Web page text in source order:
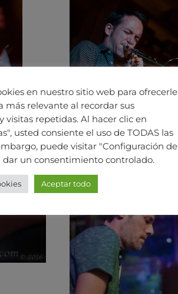
en nuestro sitio web para ofrecerle
más relevante al recordar sus
visitas repetidas. Al hacer clic en
usted consiente el uso de TODAS las
puede visitar "Configuración de
dar un consentimiento controlado.
Aceptar todo